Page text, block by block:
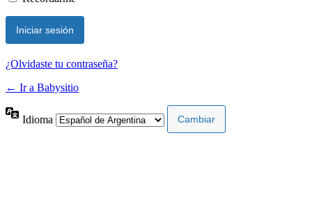
¿Olvidaste tu contraseña?
← Ir a Babysitio
Idioma